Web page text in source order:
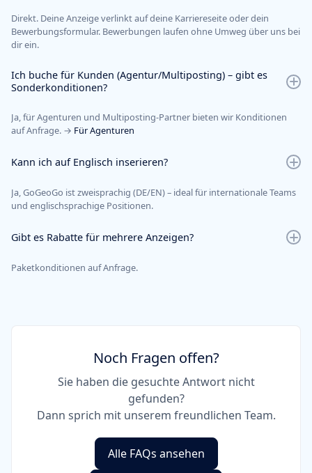
Direkt. Deine Anzeige verlinkt auf deine Karriereseite oder dein
Bewerbungsformular. Bewerbungen laufen ohne Umweg über uns bei
dir ein.
Ich buche für Kunden (Agentur/Multiposting) – gibt es
Sonderkonditionen?
Ja, für Agenturen und Multiposting-Partner bieten wir Konditionen
auf Anfrage. → Für Agenturen
Kann ich auf Englisch inserieren?
Ja, GoGeoGo ist zweisprachig (DE/EN) – ideal für internationale Teams
und englischsprachige Positionen.
Gibt es Rabatte für mehrere Anzeigen?
Paketkonditionen auf Anfrage.
Noch Fragen offen?
Sie haben die gesuchte Antwort nicht
gefunden?
Dann sprich mit unserem freundlichen Team.
Alle FAQs ansehen